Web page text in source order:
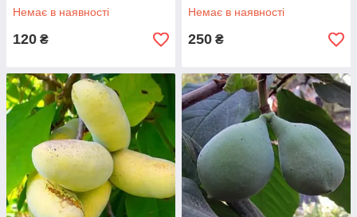
Немає в наявності
120 ₴
Немає в наявності
250 ₴